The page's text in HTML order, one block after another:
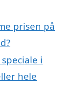
prisen på
i
hele